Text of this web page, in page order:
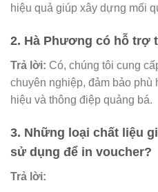
hiệu quả giúp xây dựng mối
2. Hà Phương có hỗ trợ
Trả lời: Có, chúng tôi cung
chuyên nghiệp, đảm bảo
hiệu và thông điệp quảng bá.
3. Những loại chất liệu
sử dụng để in voucher?
Trả lời: